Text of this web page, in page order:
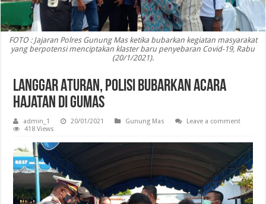
FOTO : Jajaran Polres Gunung Mas ketika bubarkan kegiatan masyarakat
yang berpotensi menciptakan klaster baru penyebaran Covid-19, Rabu
(20/1/2021).
Langgar Aturan, Polisi Bubarkan Acara
Hajatan di Gumas
admin_1 20/01/2021 Gunung Mas
Leave a comment
418 Views